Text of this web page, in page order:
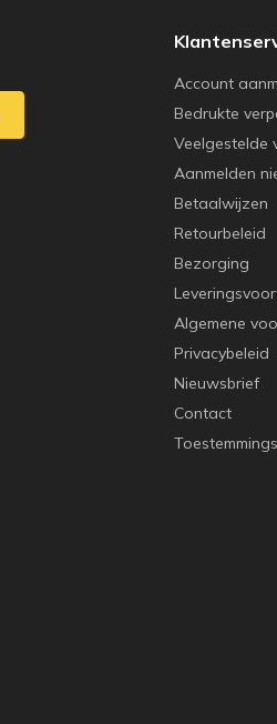
Account
Bedrukte
Veelgestelde
Aanmelden
Betaalwijzen
Retourbeleid
Bezorging
Algemene
Privacybeleid
Nieuwsbrief
Contact